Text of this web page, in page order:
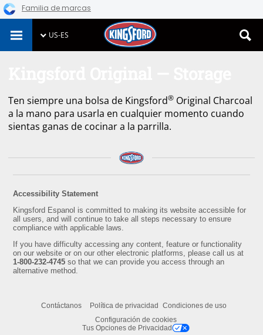
Familia de marcas
content
US-ES
Ten siempre una bolsa de Kingsford® Original Charcoal
a la mano para usarla en cualquier momento cuando
sientas ganas de cocinar a la parrilla.
Accessibility Statement
Kingsford Espanol is committed to making its website accessible for
all users, and will continue to take all steps necessary to ensure
compliance with applicable laws.
If you have difficulty accessing any content, feature or functionality
on our website or on our other electronic platforms, please call us at
1-800-232-4745 so that we can provide you access through an
alternative method.
Contáctanos Política de privacidad Condiciones de uso
Configuración de cookies
Tus Opciones de Privacidad